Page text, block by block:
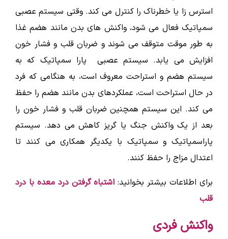
استرس زا یا خطرناک را کنترل می کند. وقتی سیستم عصبی
سمپاتیک فعال می شود، واکنش های بدن مانند هضم غذا
به طور موقت متوقف می شوند و ضربان قلب و فشار خون
افزایش می یابد. سیستم عصبی پارا سمپاتیک که به
سیستم هضم و استراحت معروف است، به هنگامی که فرد
در حال استراحت است، عملکردهای بدن مانند هضم را حفظ
می کند. این سیستم همچنین ضربان قلب و فشار خون را
بعد از یک واکنش جنگ یا گریز کاهش می دهد. سیستم
پاراسمپاتیک و سمپاتیک با یکدیگر همکاری می کنند تا
اعتدال مزاج را حفظ کنند.
برای اطلاعات بیشتر بخوانید: اشتباه گرفتن درد معده با درد
قلب
واکنش فردی